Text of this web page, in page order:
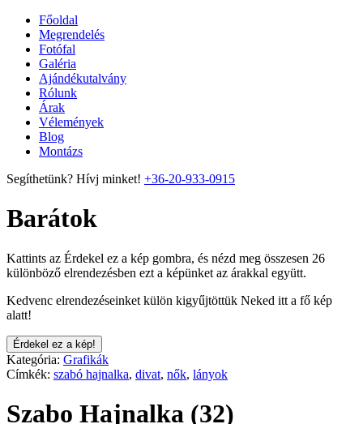
Főoldal
Megrendelés
Fotófal
Galéria
Ajándékutalvány
Rólunk
Árak
Vélemények
Blog
Montázs
Segíthetünk? Hívj minket! +36-20-933-0915
Barátok
Kattints az Érdekel ez a kép gombra, és nézd meg összesen 26
különböző elrendezésben ezt a képünket az árakkal együtt.
Kedvenc elrendezéseinket külön kigyűjtöttük Neked itt a fő kép
alatt!
Érdekel ez a kép!
Kategória: Grafikák
Címkék: szabó hajnalka, divat, nők, lányok
Szabo Hajnalka (32)